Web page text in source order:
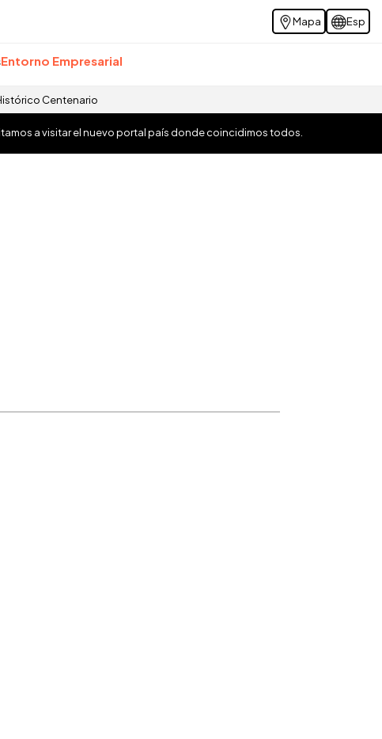
Mapa Esp
Entorno Empresarial
Centenario
a visitar el nuevo portal país donde coincidimos todos.